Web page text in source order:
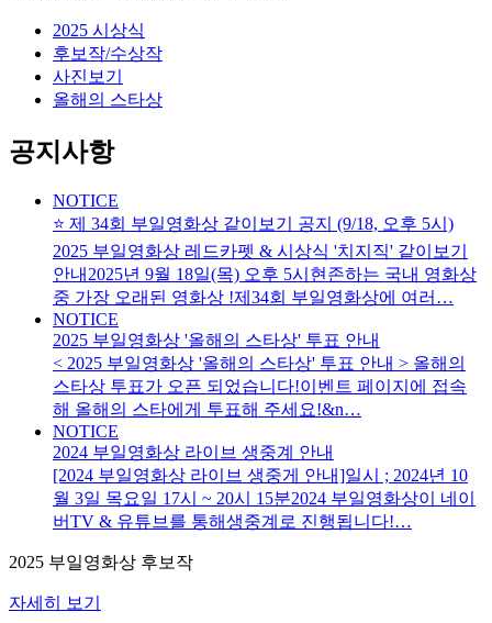
2025 시상식
후보작/수상작
사진보기
올해의 스타상
공지사항
NOTICE
⭐️ 제 34회 부일영화상 같이보기 공지 (9/18, 오후 5시)
2025 부일영화상 레드카펫 & 시상식 '치지직' 같이보기
안내2025년 9월 18일(목) 오후 5시현존하는 국내 영화상
중 가장 오래된 영화상 !제34회 부일영화상에 여러…
NOTICE
2025 부일영화상 '올해의 스타상' 투표 안내
< 2025 부일영화상 '올해의 스타상' 투표 안내 > 올해의
스타상 투표가 오픈 되었습니다!이벤트 페이지에 접속
해 올해의 스타에게 투표해 주세요!&n…
NOTICE
2024 부일영화상 라이브 생중계 안내
[2024 부일영화상 라이브 생중게 안내]일시 ; 2024년 10
월 3일 목요일 17시 ~ 20시 15분2024 부일영화상이 네이
버TV & 유튜브를 통해생중계로 진행됩니다!…
2025 부일영화상 후보작
자세히 보기